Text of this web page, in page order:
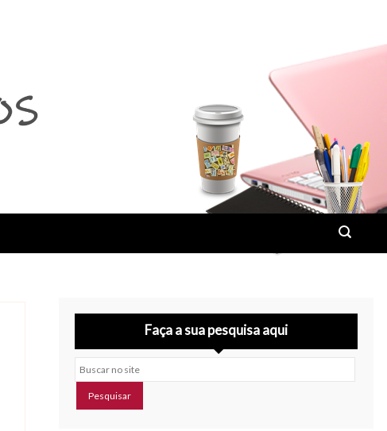
Faça a sua pesquisa aqui
Buscar no site